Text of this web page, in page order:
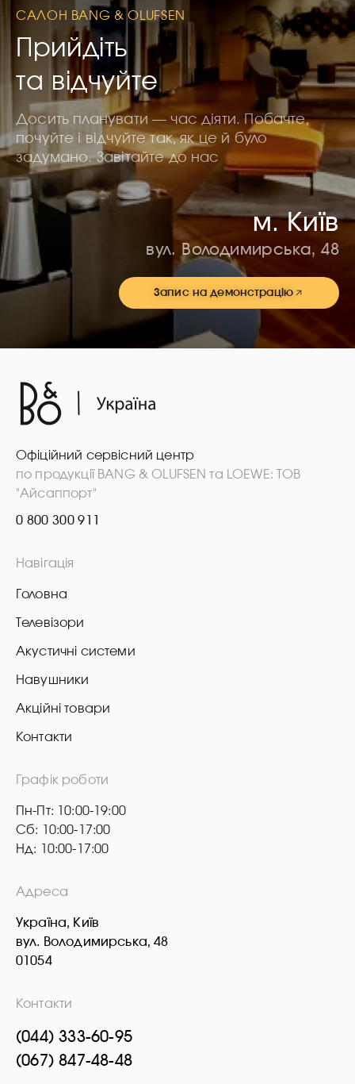
САЛОН BANG & OLUFSEN
Прийдіть
та відчуйте
Досить планувати — час діяти. Побачте,
почуйте і відчуйте так, як це й було
задумано. Завітайте до нас
м. Київ
вул. Володимирська, 48
Запис на демонстрацію
Офіційний сервісний центр
по продукції BANG & OLUFSEN та LOEWE: ТОВ
"Айсаппорт"
0 800 300 911
Навігація
Головна
Телевізори
Акустичні системи
Навушники
Акційні товари
Контакти
Графік роботи
Пн-Пт: 10:00-19:00
Сб: 10:00-17:00
Нд: 10:00-17:00
Адреса
Україна, Київ
вул. Володимирська, 48
01054
Контакти
(044) 333-60-95
(067) 847-48-48